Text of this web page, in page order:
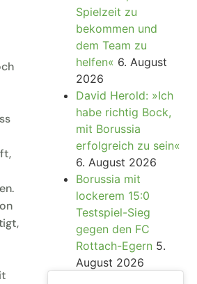
Spielzeit zu
bekommen und
dem Team zu
helfen« 6. August
2026
David Herold: »Ich
habe richtig Bock,
mit Borussia
erfolgreich zu sein«
6. August 2026
Borussia mit
lockerem 15:0
Testspiel-Sieg
gegen den FC
Rottach-Egern 5.
August 2026